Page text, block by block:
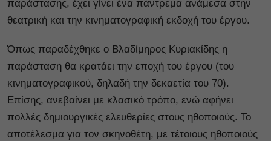
παράστασης, έχει γίνει ένα πάντρεμα ανάμεσα στην
θεατρική και την κινηματογραφική εκδοχή του έργου.
Όπως παραδέχθηκε ο Βλαδίμηρος Κυριακίδης η
παράσταση θα κρατάει την εποχή του έργου (του
κινηματογραφικού, δηλαδή την δεκαετία του 70).
Επίσης, ανεβαίνει με κλασικό τρόπο, ενώ αφήνει
πολλές δημιουργικές ελευθερίες στους ηθοποιούς. Το
αποτέλεσμα για τον σκηνοθέτη, με τέτοιους ηθοποιούς